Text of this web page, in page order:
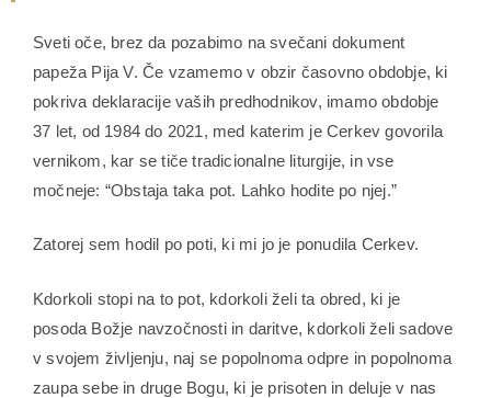
Sveti oče, brez da pozabimo na svečani dokument
papeža Pija V. Če vzamemo v obzir časovno obdobje, ki
pokriva deklaracije vaših predhodnikov, imamo obdobje
37 let, od 1984 do 2021, med katerim je Cerkev govorila
vernikom, kar se tiče tradicionalne liturgije, in vse
močneje: “Obstaja taka pot. Lahko hodite po njej.”
Zatorej sem hodil po poti, ki mi jo je ponudila Cerkev.
Kdorkoli stopi na to pot, kdorkoli želi ta obred, ki je
posoda Božje navzočnosti in daritve, kdorkoli želi sadove
v svojem življenju, naj se popolnoma odpre in popolnoma
zaupa sebe in druge Bogu, ki je prisoten in deluje v nas